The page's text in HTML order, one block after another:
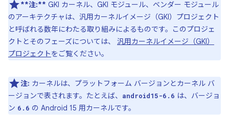
**注:** GKI カーネル、GKI モジュール、ベンダー モジュール
のアーキテクチャは、汎用カーネルイメージ（GKI）プロジェクト
と呼ばれる数年にわたる取り組みによるものです。このプロジェ
クトとそのフェーズについては、 汎用カーネルイメージ（GKI）
プロジェクトをご覧ください。
注: カーネルは、プラットフォーム バージョンとカーネル バ
ージョンで表されます。たとえば、
android15-6.6 は、バージョ
ン 6.6 の Android 15 用カーネルです。